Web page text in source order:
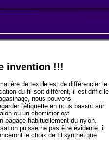
invention !!!
de textile est de différencier le
du fil soit différent, il est difficile
nous pouvons
l'étiquette en nous basant sur
ou un chemisier est
bagage habituellement du nylon.
puisse ne pas être évidente, il
le choix de fil synthétique